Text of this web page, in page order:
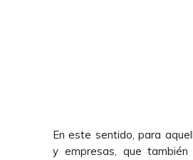
En este sentido, para
y empresas, que también